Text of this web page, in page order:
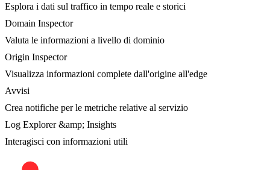
Esplora i dati sul traffico in tempo reale e storici
Domain Inspector
Valuta le informazioni a livello di dominio
Origin Inspector
Visualizza informazioni complete dall'origine all'edge
Avvisi
Crea notifiche per le metriche relative al servizio
Log Explorer &amp; Insights
Interagisci con informazioni utili